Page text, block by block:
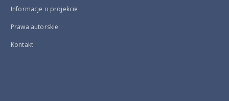
Informacje o projekcie
Prawa autorskie
Kontakt